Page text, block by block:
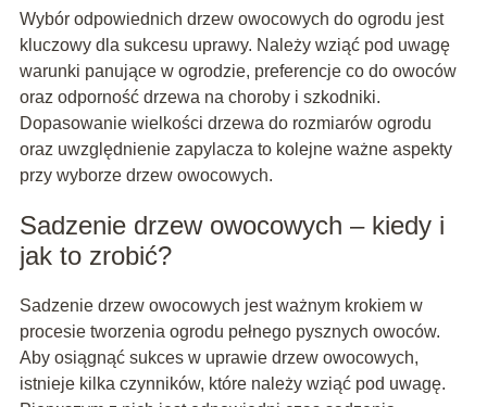
Wybór odpowiednich drzew owocowych do ogrodu jest
kluczowy dla sukcesu uprawy. Należy wziąć pod uwagę
warunki panujące w ogrodzie, preferencje co do owoców
oraz odporność drzewa na choroby i szkodniki.
Dopasowanie wielkości drzewa do rozmiarów ogrodu
oraz uwzględnienie zapylacza to kolejne ważne aspekty
przy wyborze drzew owocowych.
Sadzenie drzew owocowych – kiedy i
jak to zrobić?
Sadzenie drzew owocowych jest ważnym krokiem w
procesie tworzenia ogrodu pełnego pysznych owoców.
Aby osiągnąć sukces w uprawie drzew owocowych,
istnieje kilka czynników, które należy wziąć pod uwagę.